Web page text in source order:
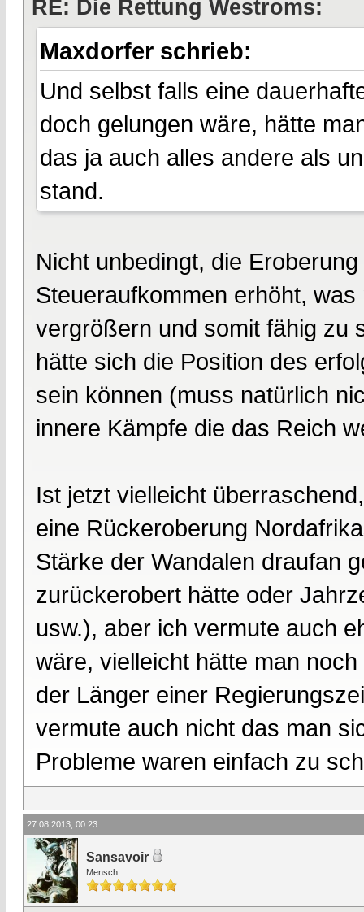
RE: Die Rettung Westroms:
Maxdorfer schrieb:
Und selbst falls eine
doch gelungen wäre, hätte
das ja auch alles andere als
stand.
Nicht unbedingt, die
Steueraufkommen erhöht,
vergrößern und somit fähig zu
hätte sich die Position des
sein können (muss natürlich
innere Kämpfe die das Reich
Ist jetzt vielleicht
eine Rückeroberung
Stärke der Wandalen draufan
zurückerobert hätte oder
usw.), aber ich vermute auch
wäre, vielleicht hätte man
der Länger einer
vermute auch nicht das man
Probleme waren einfach zu
27.08.2013, 00:23
Sansavoir
Mensch